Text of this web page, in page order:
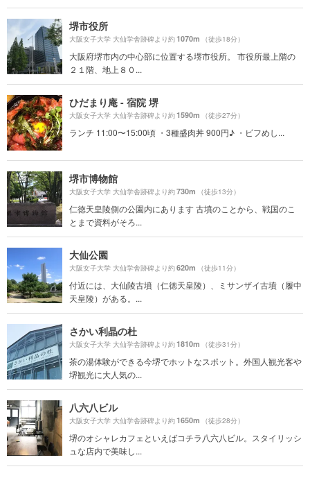
堺市役所
大阪女子大学 大仙学舎跡碑より約1070m （徒歩18分）
大阪府堺市内の中心部に位置する堺市役所。 市役所最上階の
２１階、地上８０...
ひだまり庵 - 宿院 堺
大阪女子大学 大仙学舎跡碑より約1590m （徒歩27分）
ランチ 11:00〜15:00頃 ・3種盛肉丼 900円♪ ・ビフめし...
堺市博物館
大阪女子大学 大仙学舎跡碑より約730m （徒歩13分）
仁徳天皇陵側の公園内にあります 古墳のことから、戦国のこ
とまで資料がそろ...
大仙公園
大阪女子大学 大仙学舎跡碑より約620m （徒歩11分）
付近には、大仙陵古墳（仁徳天皇陵）、ミサンザイ古墳（履中
天皇陵）がある。...
さかい利晶の杜
大阪女子大学 大仙学舎跡碑より約1810m （徒歩31分）
茶の湯体験ができる今堺でホットなスポット。外国人観光客や
堺観光に大人気の...
八六八ビル
大阪女子大学 大仙学舎跡碑より約1650m （徒歩28分）
堺のオシャレカフェといえばコチラ八六八ビル。スタイリッシ
ュな店内で美味し...